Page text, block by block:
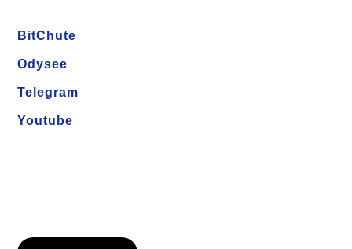
BitChute
Odysee
Telegram
Youtube